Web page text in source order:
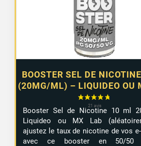
BOOSTER SEL DE
(20MG/ML) – LIQUIDEO OU
à
9,99 €
Booster Sel de Nicotine 10 ml
Liquideo ou MX Lab
ajustez le taux de nicotine de vos
avec ce booster en 50/50